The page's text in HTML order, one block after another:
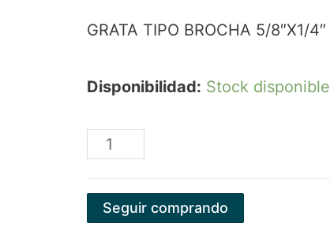
GRATA TIPO BROCHA 5/8″X1/4″
Disponibilidad: Stock disponible
GRATA
BROCHA
Seguir comprando